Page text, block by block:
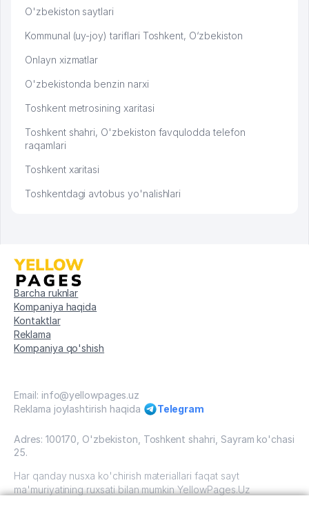
O'zbekiston saytlari
Kommunal (uy-joy) tariflari Toshkent, O‘zbekiston
Onlayn xizmatlar
O'zbekistonda benzin narxi
Toshkent metrosining xaritasi
Toshkent shahri, O'zbekiston favqulodda telefon
raqamlari
Toshkent xaritasi
Toshkentdagi avtobus yo'nalishlari
Barcha ruknlar
Kompaniya haqida
Kontaktlar
Reklama
Kompaniya qo'shish
Email: info@yellowpages.uz
Reklama joylashtirish haqida
Telegram
Adres: 100170, O'zbekiston, Toshkent shahri, Sayram ko'chasi
25.
Har qanday nusxa ko'chirish materiallari faqat sayt
ma'muriyatining ruxsati bilan mumkin YellowPages.Uz